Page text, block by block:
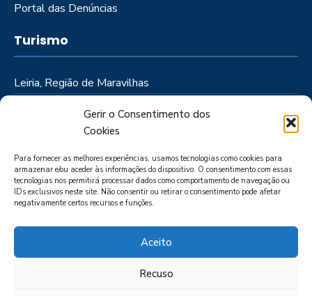
Gerir o Consentimento dos
Cookies
Para fornecer as melhores experiências, usamos tecnologias como cookies para
armazenar e/ou aceder às informações do dispositivo. O consentimento com essas
tecnologias nos permitirá processar dados como comportamento de navegação ou
IDs exclusivos neste site. Não consentir ou retirar o consentimento pode afetar
negativamente certos recursos e funções.
Aceito
Recuso
Portal das Denúncias
Turismo
Leiria, Região de Maravilhas
Roteiros
POLÍTICA DE PRIVACIDADE